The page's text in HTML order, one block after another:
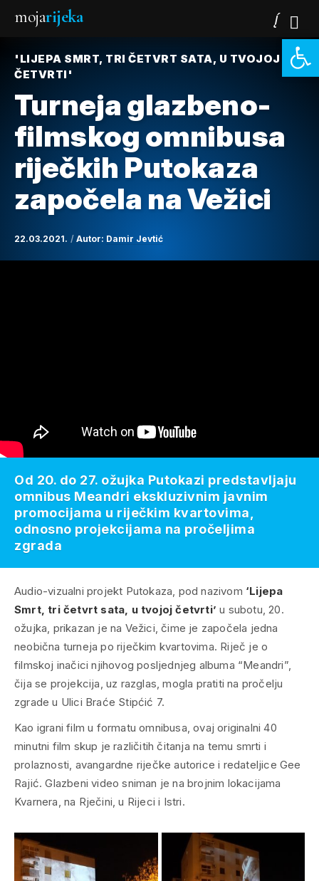
mojarijeka
'LIJEPA SMRT, TRI ČETVRT SATA, U TVOJOJ
ČETVRTI'
Turneja glazbeno-
filmskog omnibusa
riječkih Putokaza
započela na Vežici
22.03.2021. Autor: Damir Jevtić
Audio-vizualni projekt Putokaza, pod nazivom ‘Lijepa
Smrt, tri četvrt sata, u tvojoj četvrti’ u subotu, 20.
ožujka, prikazan je na Vežici, čime je započela jedna
neobična turneja po riječkim kvartovima. Riječ je o
filmskoj inačici njihovog posljednjeg albuma “Meandri”,
čija se projekcija, uz razglas, mogla pratiti na pročelju
zgrade u Ulici Braće Stipćić 7.
Kao igrani film u formatu omnibusa, ovaj originalni 40
minutni film skup je različitih čitanja na temu smrti i
prolaznosti, avangardne riječke autorice i redateljice Gee
Rajić. Glazbeni video sniman je na brojnim lokacijama
Kvarnera, na Rječini, u Rijeci i Istri.
Od 20. do 27. ožujka Putokazi predstavljaju
omnibus Meandri ekskluzivnim javnim
promocijama u riječkim kvartovima,
odnosno projekcijama na pročeljima
zgrada